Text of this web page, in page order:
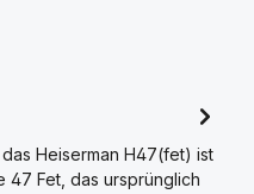
Heiserman H47(fet) ist
47 Fet, das ursprünglich